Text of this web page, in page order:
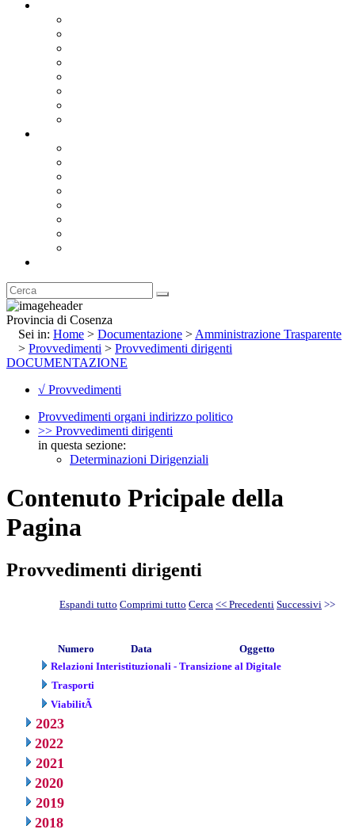
Provincia di Cosenza
Sei in: Home > Documentazione > Amministrazione Trasparente
> Provvedimenti > Provvedimenti dirigenti
DOCUMENTAZIONE
√ Provvedimenti
Provvedimenti organi indirizzo politico
>> Provvedimenti dirigenti
in questa sezione:
Determinazioni Dirigenziali
Contenuto Pricipale della
Pagina
Provvedimenti dirigenti
Espandi tutto Comprimi tutto Cerca << Precedenti Successivi >>
Numero Data
Oggetto
Relazioni Interistituzionali - Transizione al Digitale
Trasporti
ViabilitÃ
2023
2022
2021
2020
2019
2018